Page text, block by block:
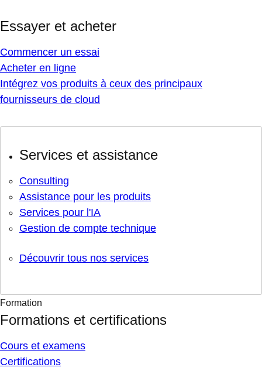
Essayer et acheter
Commencer un essai
Acheter en ligne
Intégrez vos produits à ceux des principaux
fournisseurs de cloud
Services et assistance
Consulting
Assistance pour les produits
Services pour l'IA
Gestion de compte technique
Découvrir tous nos services
Formation
Formations et certifications
Cours et examens
Certifications